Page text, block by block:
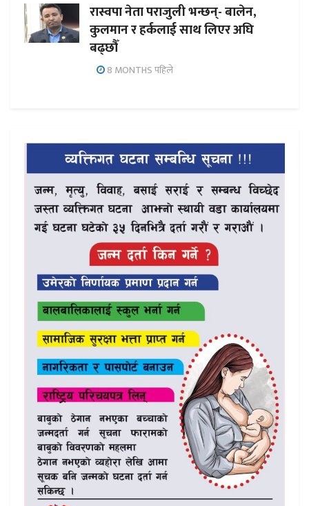
रास्वपा नेता पराजुली भन्छन्- बालेन,
कुलमान र हर्कलाई साथ लिएर अघि
बढ्छौँ
8 MONTHS पहिले